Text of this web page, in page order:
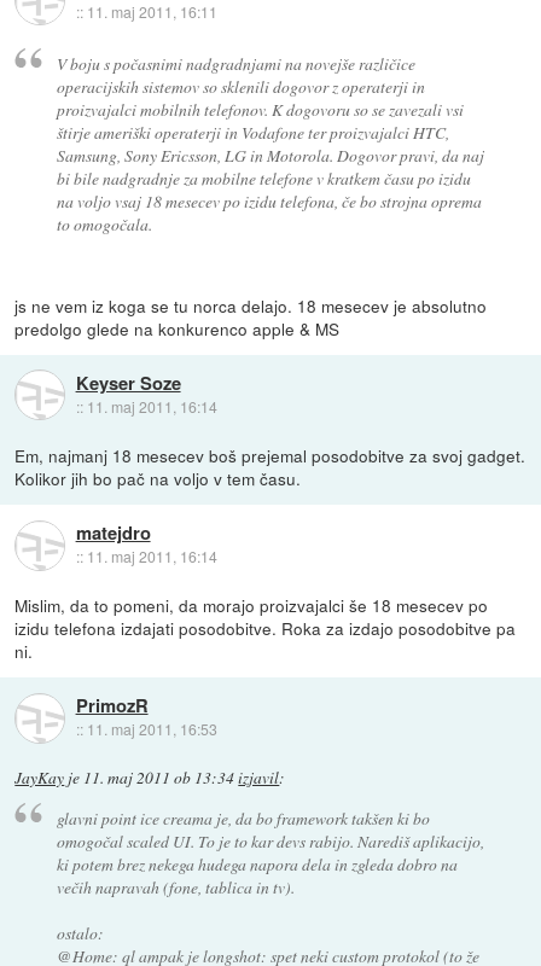
:: 11. maj 2011, 16:11
V boju s počasnimi nadgradnjami na novejše različice
operacijskih sistemov so sklenili dogovor z operaterji in
proizvajalci mobilnih telefonov. K dogovoru so se zavezali vsi
štirje ameriški operaterji in Vodafone ter proizvajalci HTC,
Samsung, Sony Ericsson, LG in Motorola. Dogovor pravi, da naj
bi bile nadgradnje za mobilne telefone v kratkem času po izidu
na voljo vsaj 18 mesecev po izidu telefona, če bo strojna oprema
to omogočala.
js ne vem iz koga se tu norca delajo. 18 mesecev je absolutno
predolgo glede na konkurenco apple & MS
Keyser Soze
:: 11. maj 2011, 16:14
Em, najmanj 18 mesecev boš prejemal posodobitve za svoj gadget.
Kolikor jih bo pač na voljo v tem času.
matejdro
:: 11. maj 2011, 16:14
Mislim, da to pomeni, da morajo proizvajalci še 18 mesecev po
izidu telefona izdajati posodobitve. Roka za izdajo posodobitve pa
ni.
PrimozR
:: 11. maj 2011, 16:53
JayKay je 11. maj 2011 ob 13:34izjavil:
glavni point ice creama je, da bo framework takšen ki bo
omogočal scaled UI. To je to kar devs rabijo. Narediš aplikacijo,
ki potem brez nekega hudega napora dela in zgleda dobro na
večih napravah (fone, tablica in tv).
ostalo:
@Home: ql ampak je longshot: spet neki custom protokol (to že